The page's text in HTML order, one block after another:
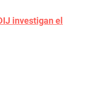
investigan el